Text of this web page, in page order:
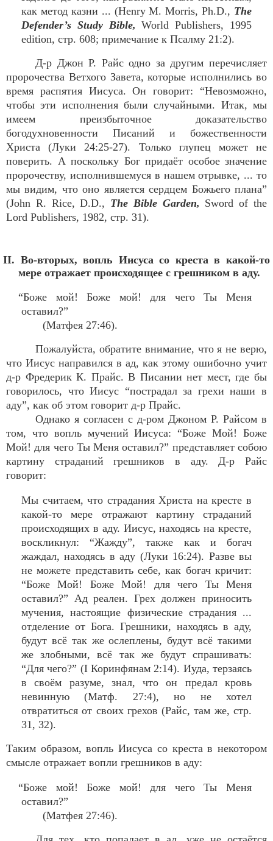
как метод казни ... (Henry M. Morris, Ph.D., The
Defender’s Study Bible, World Publishers, 1995
edition, стр. 608; примечание к Псалму 21:2).
Д-р Джон Р. Райс одно за другим перечисляет
пророчества Ветхого Завета, которые исполнились во
время распятия Иисуса. Он говорит: “Невозможно,
чтобы эти исполнения были случайными. Итак, мы
имеем преизбыточное доказательство
богодухновенности Писаний и божественности
Христа (Луки 24:25-27). Только глупец может не
поверить. А поскольку Бог придаёт особое значение
пророчеству, исполнившемуся в нашем отрывке, ... то
мы видим, что оно является сердцем Божьего плана”
(John R. Rice, D.D., The Bible Garden, Sword of the
Lord Publishers, 1982, стр. 31).
II. Во-вторых, вопль Иисуса со креста в какой-то
мере отражает происходящее с грешником в аду.
“Боже мой! Боже мой! для чего Ты Меня
оставил?”
(Матфея 27:46).
Пожалуйста, обратите внимание, что я не верю,
что Иисус направился в ад, как этому ошибочно учит
д-р Фредерик К. Прайс. В Писании нет мест, где бы
говорилось, что Иисус “пострадал за грехи наши в
аду”, как об этом говорит д-р Прайс.
Однако я согласен с д-ром Джоном Р. Райсом в
том, что вопль мучений Иисуса: “Боже Мой! Боже
Мой! для чего Ты Меня оставил?” представляет собою
картину страданий грешников в аду. Д-р Райс
говорит:
Мы считаем, что страдания Христа на кресте в
какой-то мере отражают картину страданий
происходящих в аду. Иисус, находясь на кресте,
воскликнул: “Жажду”, также как и богач
жаждал, находясь в аду (Луки 16:24). Разве вы
не можете представить себе, как богач кричит:
“Боже Мой! Боже Мой! для чего Ты Меня
оставил?” Ад реален. Грех должен приносить
мучения, настоящие физические страдания ...
отделение от Бога. Грешники, находясь в аду,
будут всё так же ослеплены, будут всё такими
же злобными, всё так же будут спрашивать:
“Для чего?” (I Коринфянам 2:14). Иуда, терзаясь
в своём разуме, знал, что он предал кровь
невинную (Матф. 27:4), но не хотел
отвратиться от своих грехов (Райс, там же, стр.
31, 32).
Таким образом, вопль Иисуса со креста в некотором
смысле отражает вопли грешников в аду:
“Боже мой! Боже мой! для чего Ты Меня
оставил?”
(Матфея 27:46).